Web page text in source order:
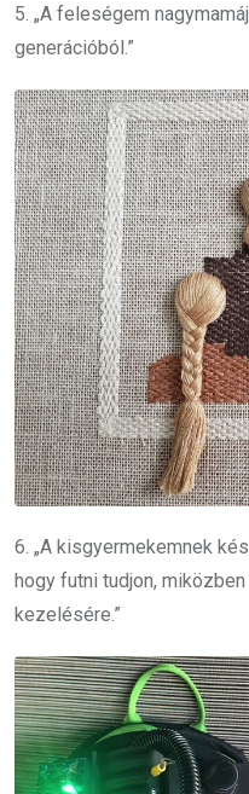
5. „A feleségem
generációból.”
6. „A kisgyermekemnek
hogy futni tudjon,
kezelésére.”